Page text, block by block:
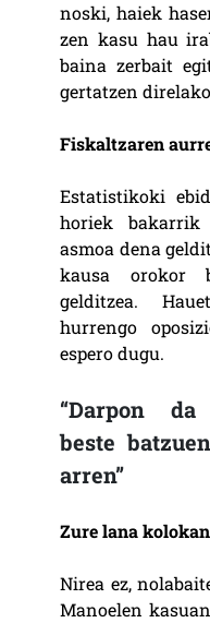
noski, haiek
zen kasu hau
baina zerbait
gertatzen
Fiskaltzaren
Estatistikoki
horiek
asmoa dena
kausa orokor
gelditzea.
hurrengo
espero dugu.
“Darpon
beste
arren”
Zure lana
Nirea ez,
Manoelen